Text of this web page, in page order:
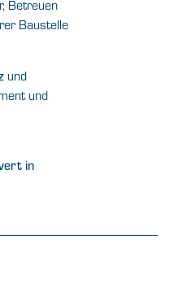
Betreuen
Baustelle
und
und
in